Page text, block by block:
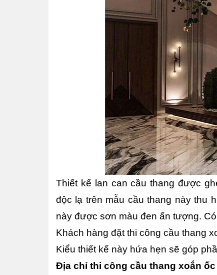
Thiết kế lan can cầu thang được
độc lạ trên mẫu cầu thang này thu
này được sơn màu đen ấn tượng.
Khách hàng đặt thi công cầu thang
Kiểu thiết kế này hứa hẹn sẽ góp
Địa chỉ thi công cầu thang xoắn